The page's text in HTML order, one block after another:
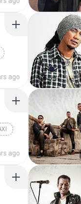
ago
ago